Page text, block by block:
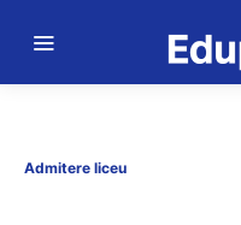
Admitere liceu